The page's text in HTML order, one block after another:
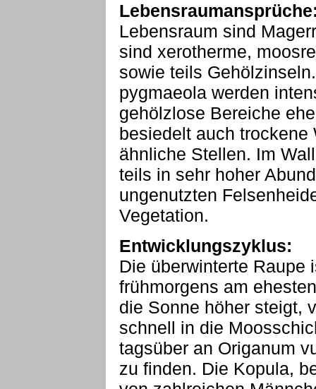
Lebensraum sind
sind xerotherme,
sowie teils
pygmaeola werden
gehölzlose Bereiche
besiedelt auch
ähnliche Stellen. Im
teils in sehr hoher
ungenutzten
Vegetation.
Entwicklungszyklus:
Die überwinterte Raupe
frühmorgens am
die Sonne höher steigt,
schnell in die
tagsüber an Origanum
zu finden. Die Kopula,